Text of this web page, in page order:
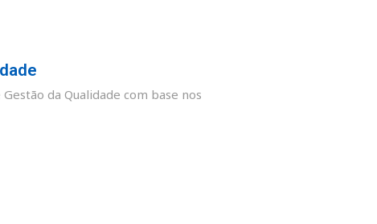
da Qualidade com base nos